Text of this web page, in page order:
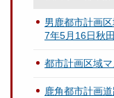
男鹿都市計画
7年5月16日秋
都市計画区域
鹿角都市計画